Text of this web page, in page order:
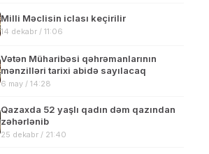
Milli Məclisin iclası keçirilir
14 dekabr / 11:06
Vətən Müharibəsi qəhrəmanlarının
mənzilləri tarixi abidə sayılacaq
6 may / 14:28
Qazaxda 52 yaşlı qadın dəm qazından
zəhərlənib
25 dekabr / 21:40